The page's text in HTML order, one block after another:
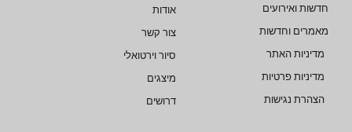
חדשות ואירועים
מאמרים וחדשות
מדיניות האתר
מדיניות פרטיות
הצהרת נגישות
אודות
צור קשר
סיור וירטואלי
מיצגים
דרושים